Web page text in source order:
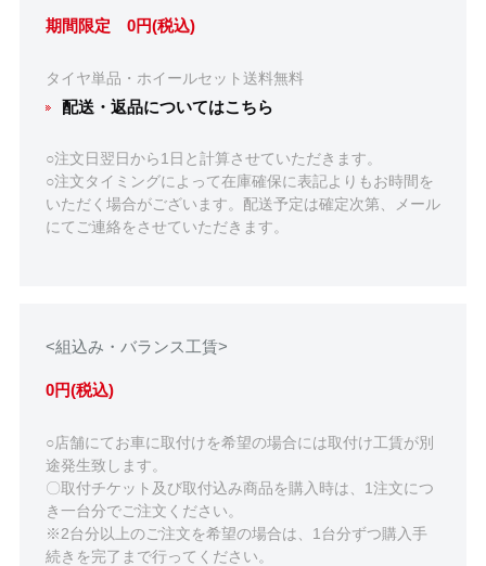
期間限定 0円(税込)
タイヤ単品・ホイールセット送料無料
配送・返品についてはこちら
○注文日翌日から1日と計算させていただきます。
○注文タイミングによって在庫確保に表記よりもお時間を
いただく場合がございます。配送予定は確定次第、メール
にてご連絡をさせていただきます。
<組込み・バランス工賃>
0円(税込)
○店舗にてお車に取付けを希望の場合には取付け工賃が別
途発生致します。
〇取付チケット及び取付込み商品を購入時は、1注文につ
き一台分でご注文ください。
※2台分以上のご注文を希望の場合は、1台分ずつ購入手
続きを完了まで行ってください。